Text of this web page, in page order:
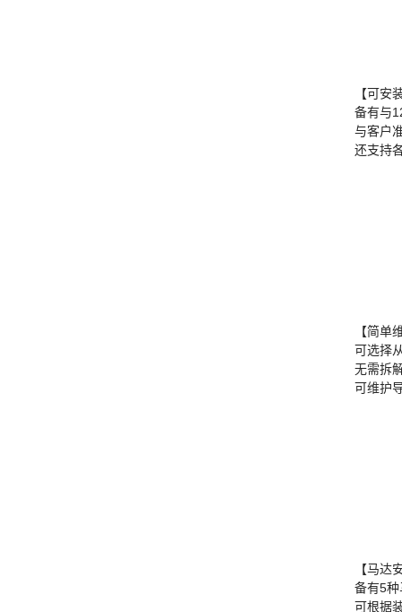
【可安
备有与
与客户
还支持
【简单
可选择
无需拆
可维护
【马达
备有5
可根据